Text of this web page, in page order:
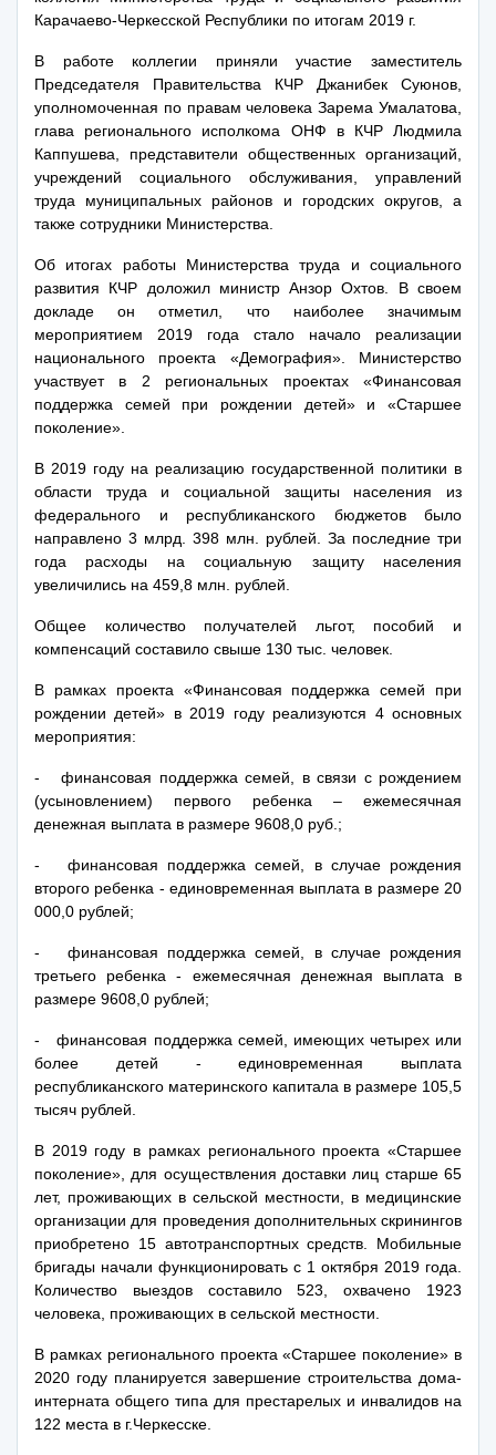
Карачаево-Черкесской Республики по итогам 2019 г.
В работе коллегии приняли участие заместитель
Председателя Правительства КЧР Джанибек Суюнов,
уполномоченная по правам человека Зарема Умалатова,
глава регионального исполкома ОНФ в КЧР Людмила
Каппушева, представители общественных организаций,
учреждений социального обслуживания, управлений
труда муниципальных районов и городских округов, а
также сотрудники Министерства.
Об итогах работы Министерства труда и социального
развития КЧР доложил министр Анзор Охтов. В своем
докладе он отметил, что наиболее значимым
мероприятием 2019 года стало начало реализации
национального проекта «Демография». Министерство
участвует в 2 региональных проектах «Финансовая
поддержка семей при рождении детей» и «Старшее
поколение»
В 2019 году на реализацию государственной политики в
области труда и социальной защиты населения из
федерального и республиканского бюджетов было
направлено 3 млрд. 398 млн. рублей. За последние три
года расходы на социальную защиту населения
увеличились на 459,8 млн. рублей.
Общее количество получателей льгот, пособий и
компенсаций составило свыше 130 тыс. человек.
В рамках проекта «Финансовая поддержка семей при
рождении детей» в2019 году реализуются 4 основных
мероприятия:
- финансовая поддержка семей, в связи с рождением
(усыновлением) первого ребенка – ежемесячная
денежная выплата в размере 9608,0 руб.;
- финансовая поддержка семей, в случае рождения
второго ребенка - единовременная выплата в размере 20
000,0 рублей;
- финансовая поддержка семей, в случае рождения
третьего ребенка - ежемесячная денежная выплата в
размере 9608,0 рублей;
- финансовая поддержка семей, имеющих четырех или
более детей - единовременная выплата
республиканского материнского капитала в размере 105,5
тысяч рублей.
В 2019 году в рамках регионального проекта «Старшее
поколение», для осуществления доставки лиц старше 65
лет, проживающих в сельской местности, в медицинские
организации для проведения дополнительных скринингов
приобретено 15 автотранспортных средств. Мобильные
бригады начали функционировать с 1 октября 2019 года.
Количество выездов составило 523, охвачено 1923
человека, проживающих в сельской местности.
В рамках регионального проекта «Старшее поколение» в
2020 году планируется завершение строительства дома-
интерната общего типа для престарелых и инвалидов на
122 места в г.Черкесске.